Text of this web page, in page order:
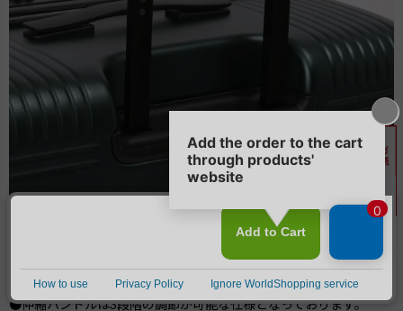
●伸縮ハンドルは3段階の調節が可能な仕様となっております。